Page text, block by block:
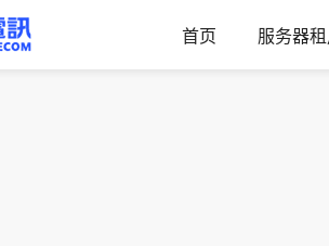
首页 服务器